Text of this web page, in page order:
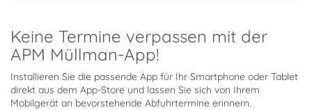
Keine Termine verpassen mit der
APM Müllman-App!
Installieren Sie die passende App für Ihr Smartphone oder Tablet
direkt aus dem App-Store und lassen Sie sich von Ihrem
Mobilgerät an bevorstehende Abfuhrtermine erinnern.